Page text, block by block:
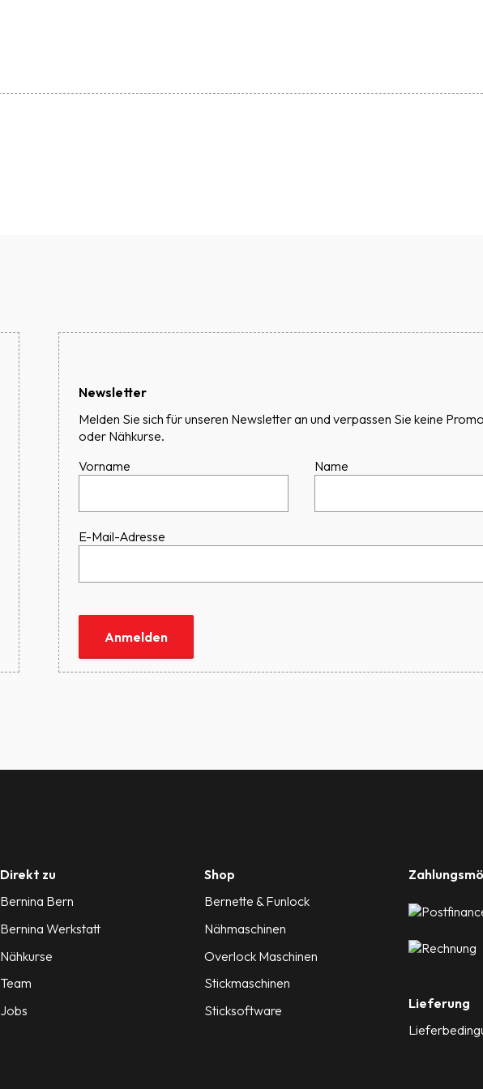
Newsletter
Melden Sie sich für unseren Newsletter an und verpassen Sie keine
oder Nähkurse.
Vorname
Name
E-Mail-Adresse
Direkt zu
Bernina Bern
Bernina Werkstatt
Nähkurse
Team
Jobs
Shop
Bernette & Funlock
Nähmaschinen
Overlock Maschinen
Stickmaschinen
Sticksoftware
Lieferung